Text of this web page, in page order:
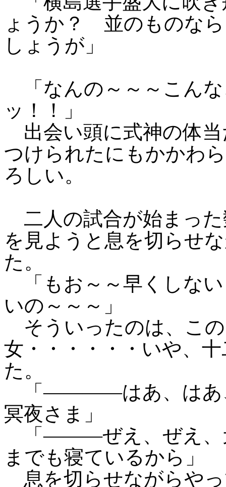
ょうか？ 並のものな
しょうが」
「なんの～～～こん
ッ！！」
出会い頭に式神の体
つけられたにもかかわ
ろしい。
二人の試合が始まっ
を見ようと息を切らせ
た。
「もお～～早くしな
いの～～～」
そういったのは、こ
女・・・・・・いや、
た。
「――――はあ、はあ
冥夜さま」
「―――ぜえ、ぜえ、
までも寝ているから」
息を切らせながらや